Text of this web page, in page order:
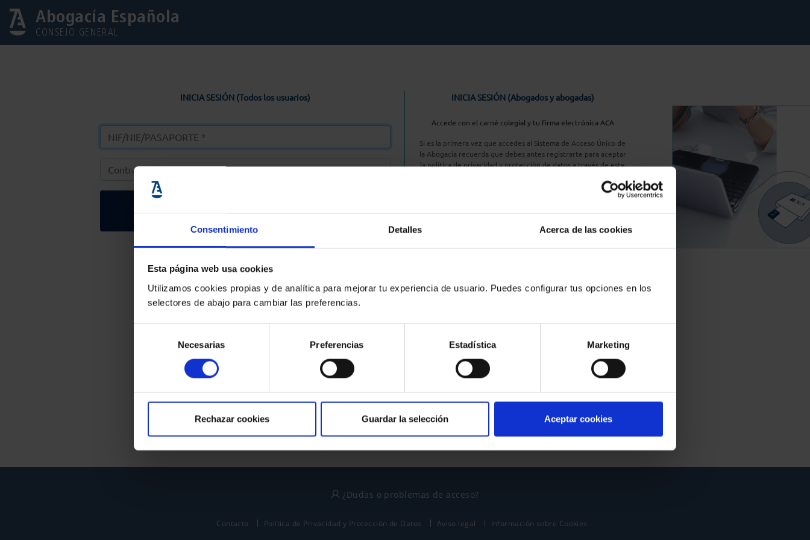
Consentimiento Detalles Acerca de las cookies
Esta página web usa cookies
Utilizamos cookies propias y de analítica para mejorar tu experiencia de usuario. Puedes configurar tus opciones en los
selectores de abajo para cambiar las preferencias.
consentimiento
Necesarias Preferencias Estadística Marketing
Rechazar cookies Guardar la selección Aceptar cookies
Abogacía Española
CONSEJO GENERAL
INICIA SESIÓN (Todos los usuarios)
Entrar
Solicitar Contraseña
INICIA SESIÓN (Abogados y abogadas)
Accede con el carné colegial y tu firma electrónica ACA
Si es la primera vez que accedes al Sistema de Acceso Único de
la Abogacía recuerda que debes antes registrarte para aceptar
la política de privacidad y protección de datos a través de este
Entrar con ACA Plus
¿No tienes cuenta?
política de privacidad
y términos del servicio
¿Dudas o problemas de acceso?
Contacto Política de Privacidad y Protección de Datos Aviso legal Información sobre Cookies